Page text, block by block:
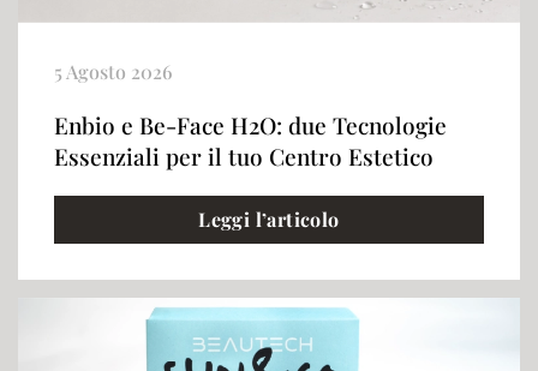
5 Agosto 2026
Enbio e Be-Face H2O: due Tecnologie
Essenziali per il tuo Centro Estetico
Leggi l’articolo